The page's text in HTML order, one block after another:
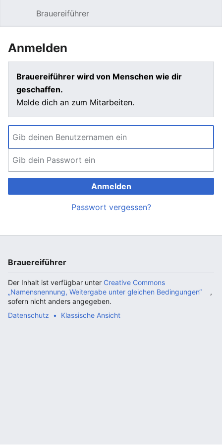
Brauereiführer
Anmelden
Brauereiführer wird von Menschen wie dir
geschaffen.
Melde dich an zum Mitarbeiten.
Anmelden
Passwort vergessen?
Brauereiführer
Der Inhalt ist verfügbar unter Creative Commons
„Namensnennung, Weitergabe unter gleichen Bedingungen“
,
sofern nicht anders angegeben.
Datenschutz
Klassische Ansicht